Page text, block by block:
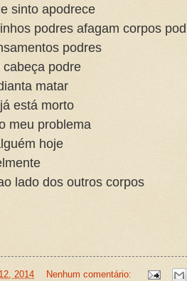
sinto apodrece
podres afagam corpos
podres
cabeça podre
matar
está morto
meu problema
hoje
lado dos outros corpos
2014 Nenhum comentário: